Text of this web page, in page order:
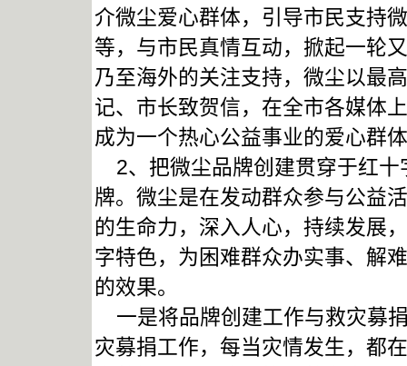
介微尘爱心群体，引导市民支持
等，与市民真情互动，掀起一轮
乃至海外的关注支持，微尘以最
记、市长致贺信，在全市各媒体
成为一个热心公益事业的爱心群
2、把微尘品牌创建贯穿于红十
牌。微尘是在发动群众参与公益
的生命力，深入人心，持续发展
字特色，为困难群众办实事、解
的效果。
一是将品牌创建工作与救灾募
灾募捐工作，每当灾情发生，都